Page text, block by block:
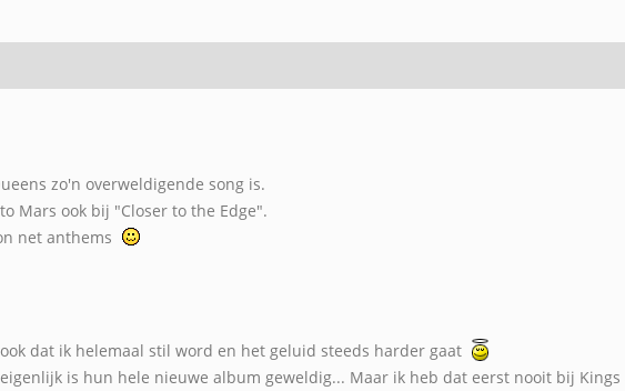
zo'n overweldigende song is.
Mars ook bij "Closer to the Edge".
net anthems
dat ik helemaal stil word en het geluid steeds harder gaat
is hun hele nieuwe album geweldig... Maar ik heb dat eerst nooit bij Kings